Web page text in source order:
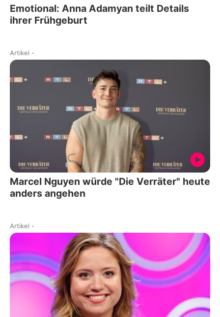
Emotional: Anna Adamyan teilt Details
ihrer Frühgeburt
Artikel -
Marcel Nguyen würde "Die Verräter" heute
anders angehen
Artikel -